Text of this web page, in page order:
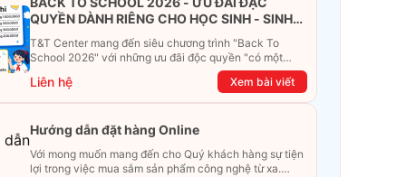
QUYỀN DÀNH RIÊNG CHO HỌC SINH - SINH
T&T Center mang đến siêu chương trình "Back To
School 2026" với những ưu đãi độc quyền "có một
không hai". Đừng để chiếc ví phải "ét-ô-ét", cùng
khám phá ngay ưu đãi siêu khủng dưới đây nhé!
Liên hệ Xem bài viết
Hướng dẫn đặt hàng Online
Với mong muốn mang đến cho Quý khách hàng sự tiện
lợi trong việc mua sắm sản phẩm công nghệ từ xa.